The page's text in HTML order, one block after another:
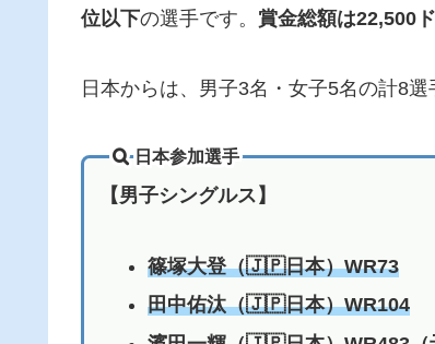
位以下の選手です。 賞金総額は22,500ド
日本からは、男子3名・女子5名の計8選
日本参加選手
【男子シングルス】
篠塚大登（🇯🇵日本）WR73
田中佑汰（🇯🇵日本）WR104